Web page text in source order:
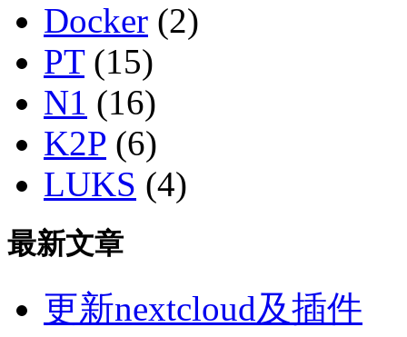
Docker (2)
PT(15)
N1 (16)
K2P (6)
LUKS (4)
最新文章
更新nextcloud及插件